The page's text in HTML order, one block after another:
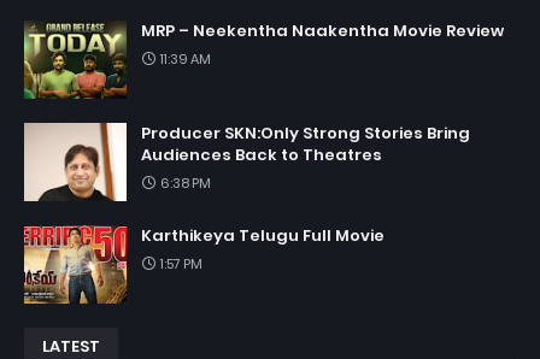
MRP – Neekentha Naakentha Movie Review
11:39 AM
Producer SKN:Only Strong Stories Bring
Audiences Back to Theatres
6:38 PM
Karthikeya Telugu Full Movie
1:57 PM
LATEST